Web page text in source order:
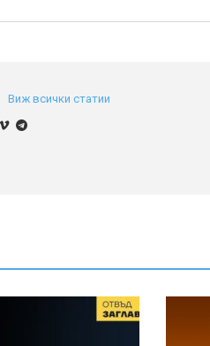
Виж всички статии